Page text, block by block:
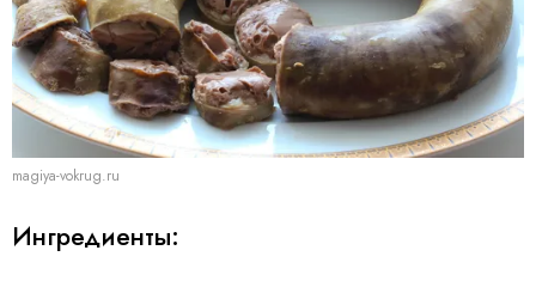
magiya-vokrug.ru
Ингредиенты: